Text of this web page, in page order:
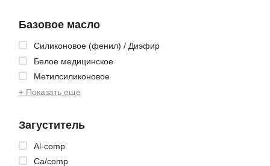
Базовое масло
Cиликоновое (фенил) / Диэфир
Белое медицинское
Метилсиликоновое
+ Показать еще
Загуститель
Al-comp
Ca/comp